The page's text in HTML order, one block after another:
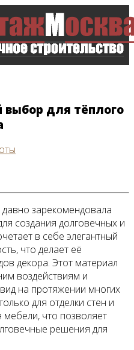
для тёплого
зарекомендовала
создания долговечных и
в себе элегантный
что делает её
декора. Этот материал
воздействиям и
на протяжении многих
для отделки стен и
мебели, что позволяет
решения для